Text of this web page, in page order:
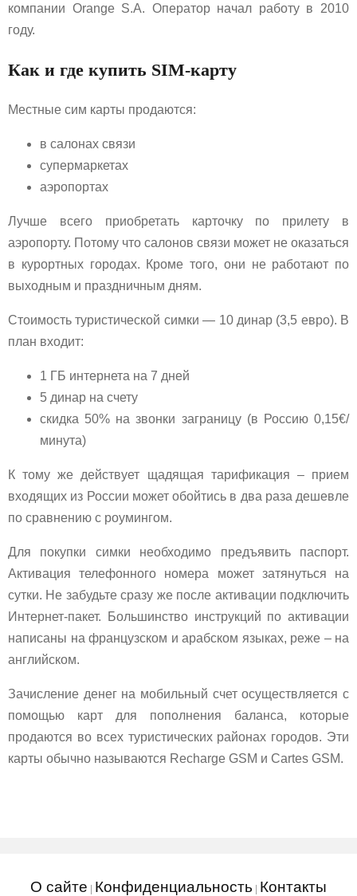
компании Orange S.A. Оператор начал работу в 2010
году.
Как и где купить SIM-карту
Местные сим карты продаются:
в салонах связи
супермаркетах
аэропортах
Лучше всего приобретать карточку по прилету в
аэропорту. Потому что салонов связи может не оказаться
в курортных городах. Кроме того, они не работают по
выходным и праздничным дням.
Стоимость туристической симки — 10 динар (3,5 евро). В
план входит:
1 ГБ интернета на 7 дней
5 динар на счету
скидка 50% на звонки заграницу (в Россию 0,15€/
минута)
К тому же действует щадящая тарификация – прием
входящих из России может обойтись в два раза дешевле
по сравнению с роумингом.
Для покупки симки необходимо предъявить паспорт.
Активация телефонного номера может затянуться на
сутки. Не забудьте сразу же после активации подключить
Интернет-пакет. Большинство инструкций по активации
написаны на французском и арабском языках, реже – на
английском.
Зачисление денег на мобильный счет осуществляется с
помощью карт для пополнения баланса, которые
продаются во всех туристических районах городов. Эти
карты обычно называются Recharge GSM и Cartes GSM.
О сайте Конфиденциальность Контакты